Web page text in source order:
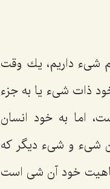
شیء داریم، یك وقت
ذات شیء یا به جزء
اما به خود انسان
شیء و شیء دیگر كه
خود آن شى است